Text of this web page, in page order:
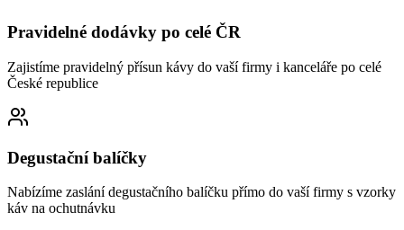
Pravidelné dodávky po celé ČR
Zajistíme pravidelný přísun kávy do vaší firmy i kanceláře po celé
České republice
Degustační balíčky
Nabízíme zaslání degustačního balíčku přímo do vaší firmy s vzorky
káv na ochutnávku